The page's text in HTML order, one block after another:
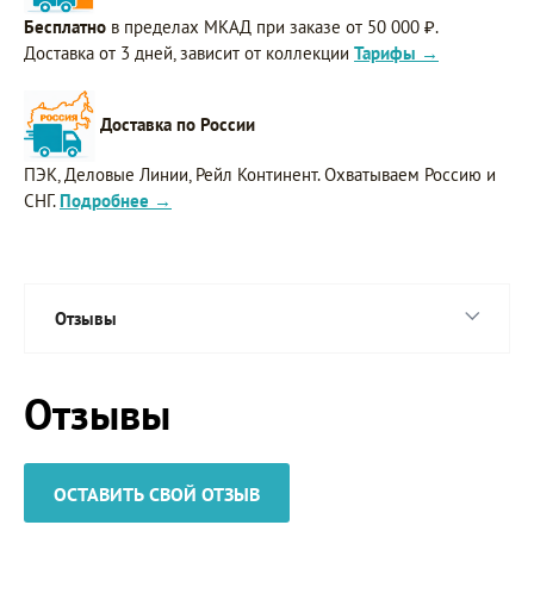
Бесплатно в пределах МКАД при заказе от 50 000 ₽.
Доставка от 3 дней, зависит от коллекции Тарифы →
Доставка по России
ПЭК, Деловые Линии, Рейл Континент. Охватываем Россию и
СНГ. Подробнее →
Отзывы
Отзывы
ОСТАВИТЬ СВОЙ ОТЗЫВ